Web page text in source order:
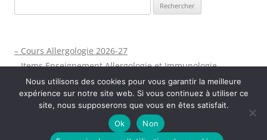
– Cours Allergologie 2026-27
– Items Enseignement Allergologie et Immunologie
Fièrement propulsé par WordPress
Nous utilisons des cookies pour vous garantir la meilleure
expérience sur notre site web. Si vous continuez à utiliser ce
site, nous supposerons que vous en êtes satisfait.
Ok
Non